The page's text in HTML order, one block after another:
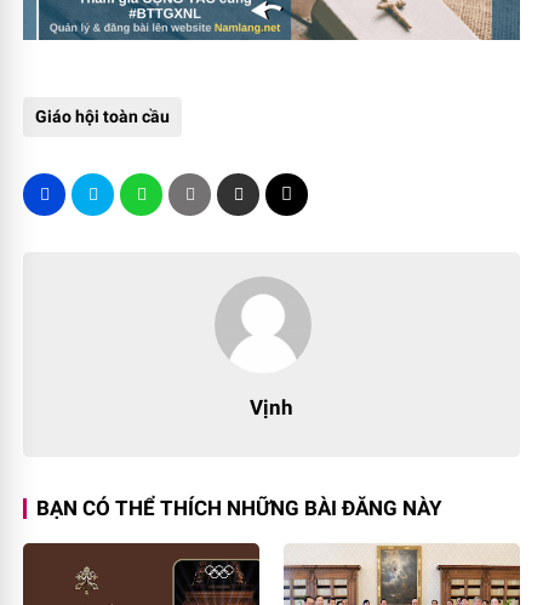
Giáo hội toàn cầu
Vịnh
BẠN CÓ THỂ THÍCH NHỮNG BÀI ĐĂNG NÀY